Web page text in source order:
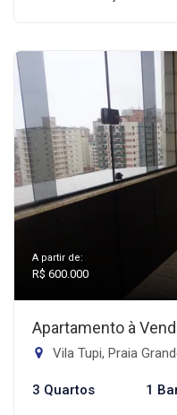
A partir de:
R$ 600.000
Apartamento à
Vila Tupi, Praia
3 Quartos 1